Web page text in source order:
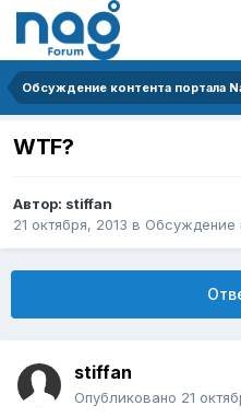
Обсуждение контента портала
WTF?
Автор: stiffan
21 октября, 2013 в Обсуждение
stiffan
Опубликовано 21